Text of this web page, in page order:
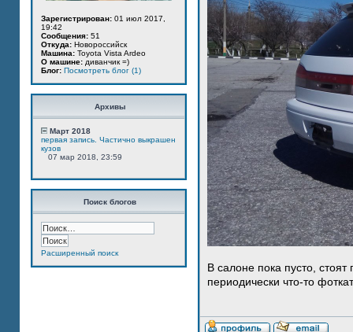
Зарегистрирован: 01 июл 2017,
19:42
Сообщения: 51
Откуда: Новороссийск
Машина: Toyota Vista Ardeo
О машине: диванчик =)
Блог: Посмотреть блог (1)
Архивы
Март 2018
первая запись. Частично выкрашен
кузов
07 мар 2018, 23:59
Поиск блогов
Расширенный поиск
В салоне пока пусто,
периодически что-то